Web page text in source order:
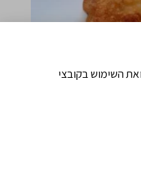
ואת השימוש בקובצי